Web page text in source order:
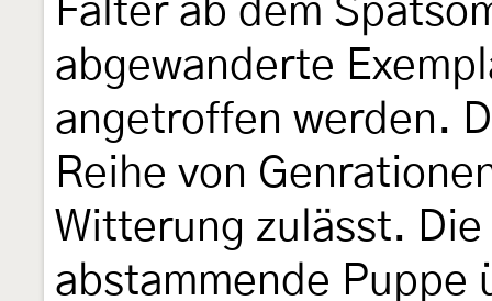
Falter ab dem
abgewanderte
angetroffen werden.
Reihe von
Witterung zulässt.
abstammende Puppe